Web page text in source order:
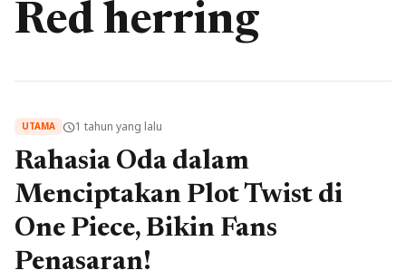
Red herring
UTAMA schedule1 tahun yang lalu
Rahasia Oda dalam
Menciptakan Plot Twist di
One Piece, Bikin Fans
Penasaran!